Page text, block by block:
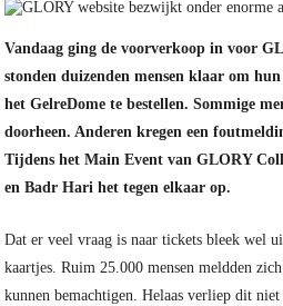
Vandaag ging de voorverkoop in voor
stonden duizenden mensen klaar om
het GelreDome te bestellen. Sommige
doorheen. Anderen kregen een
Tijdens het Main Event van GLORY
en Badr Hari het tegen elkaar op.
Dat er veel vraag is naar tickets bleek wel
kaartjes. Ruim 25.000 mensen meldden
kunnen bemachtigen. Helaas verliep dit